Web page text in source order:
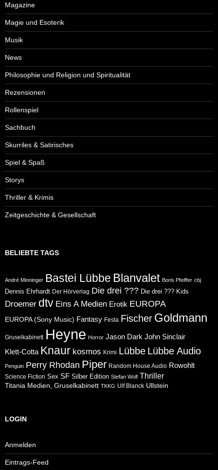
Magazine
Magie und Esoterik
Musik
News
Philosophie und Religion und Spiritualität
Rezensionen
Rollenspiel
Sachbuch
Skurriles & Satirisches
Spiel & Spaß
Storys
Thriller & Krimis
Zeitgeschichte & Gesellschaft
BELIEBTE TAGS
André Minninger Bastei Lübbe Blanvalet Boris Pfeiffer cbj
Dennis Ehrhardt Der Hörverlag Die drei ??? Die drei ??? Kids
Droemer dtv Eins A Medien Erotik EUROPA
EUROPA (Sony Music) Fantasy Festa Fischer Goldmann
Gruselkabinett Heyne Horror Jason Dark John Sinclair
Klett-Cotta Knaur kosmos Krimi Lübbe Lübbe Audio
Penguin Perry Rhodan Piper Random House Audio Rowohlt
Science Fiction Sex SF Silber Edition Stefan Wolf Thriller
Titania Medien, Gruselkabinett TKKG Ulf Blanck Ullstein
LOGIN
Anmelden
Eintrags-Feed